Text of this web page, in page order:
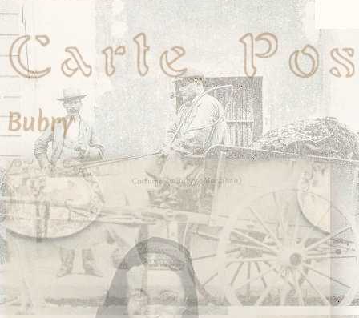
Sainte-Anne-d'Auray
Sarzeau
Tréhorenteuc
Vanes
Île-aux-Moines
Bubry